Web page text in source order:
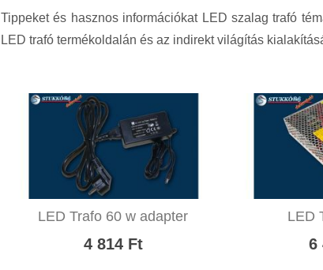
Tippeket és hasznos információkat LED szalag trafó
LED trafó termékoldalán és az indirekt világítás
LED Trafo 60 w adapter
4 814 Ft
LED
6